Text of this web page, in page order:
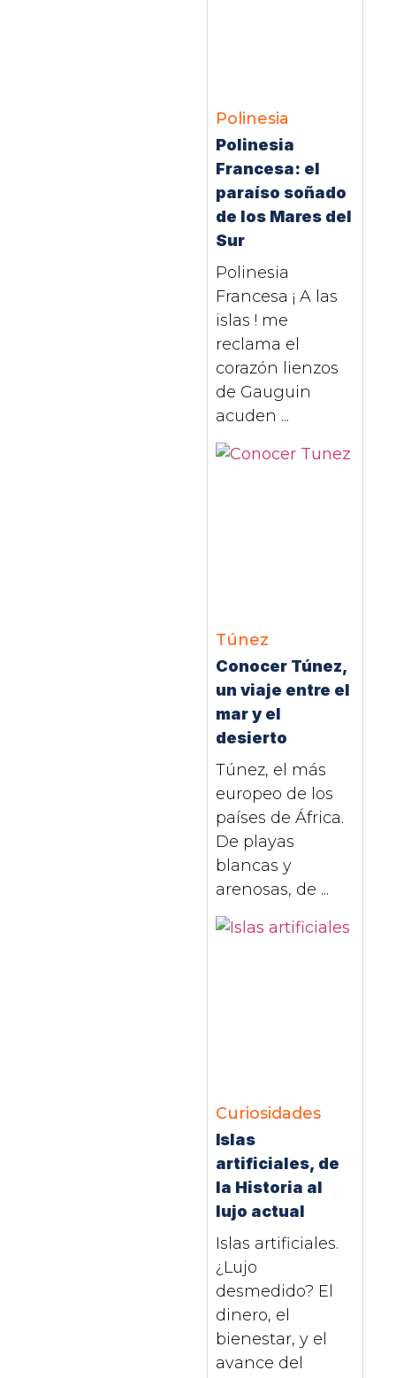
Polinesia
Polinesia
Francesa: el
paraíso soñado
de los Mares del
Sur
Polinesia
Francesa ¡ A las
islas ! me
reclama el
corazón lienzos
de Gauguin
acuden ...
Túnez
Conocer Túnez,
un viaje entre el
mar y el
desierto
Túnez, el más
europeo de los
países de África.
De playas
blancas y
arenosas, de ...
Curiosidades
Islas
artificiales, de
la Historia al
lujo actual
Islas artificiales.
¿Lujo
desmedido? El
dinero, el
bienestar, y el
avance del